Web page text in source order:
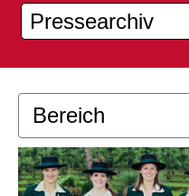
Bereich
MUSIKKAPELLE